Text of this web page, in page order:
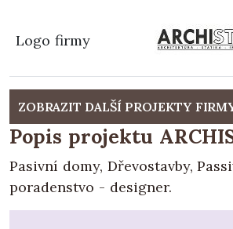
Logo firmy
ZOBRAZIT DALŠÍ PROJEKTY
Popis projektu
Pasivní domy, Dřevostavby,
poradenstvo - designer.